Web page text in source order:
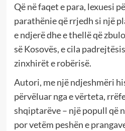
Që në faqet e para, lexuesi
parathënie që rrjedh si një
e ndjerë dhe e thellë që
së Kosovës, e cila
zinxhirët e robërisë.
Autori, me një ndjeshmëri
përvëluar nga e vërteta,
shqiptarëve – një popull që
por vetëm peshën e